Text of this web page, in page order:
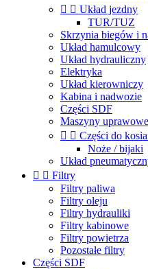
  Układ jezdny
TUR/TUZ
Skrzynia biegów i
Układ hamulcowy
Układ hydrauliczny
Elektryka
Układ kierowniczy
Kabina i nadwozie
Części SDF
Maszyny uprawowe
  Części do
Noże / bijaki
Układ
  Filtry
Filtry paliwa
Filtry oleju
Filtry hydrauliki
Filtry kabinowe
Filtry powietrza
Pozostałe filtry
Części SDF